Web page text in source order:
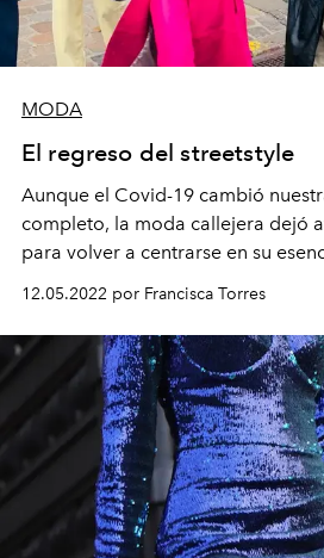
MODA
El regreso del streetstyle
Aunque el Covid-19 cambió
completo, la moda callejera dejó
para volver a centrarse en su
fin de la pandemia.
12.05.2022 por Francisca Torres